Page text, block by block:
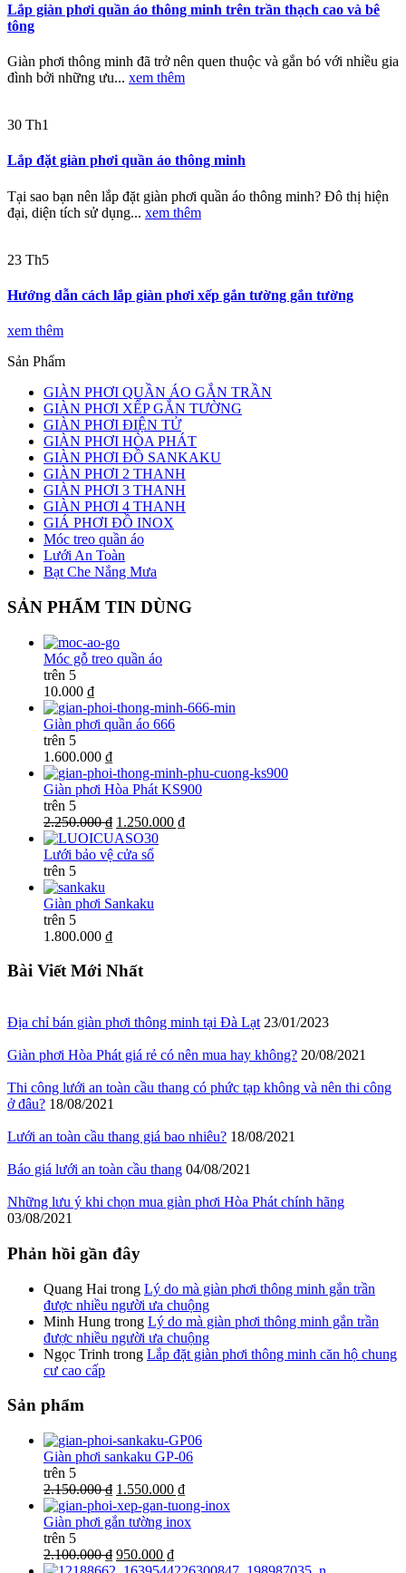
Lắp giàn phơi quần áo thông minh trên trần thạch cao và bê
tông
Giàn phơi thông minh đã trở nên quen thuộc và gắn bó với nhiều gia
đình bởi những ưu... xem thêm
30 Th1
Lắp đặt giàn phơi quần áo thông minh
Tại sao bạn nên lắp đặt giàn phơi quần áo thông minh? Đô thị hiện
đại, diện tích sử dụng... xem thêm
23 Th5
Hướng dẫn cách lắp giàn phơi xếp gắn tường gắn tường
xem thêm
Sản Phẩm
GIÀN PHƠI QUẦN ÁO GẮN TRẦN
GIÀN PHƠI XẾP GẮN TƯỜNG
GIÀN PHƠI ĐIỆN TỬ
GIÀN PHƠI HÒA PHÁT
GIÀN PHƠI ĐỒ SANKAKU
GIÀN PHƠI 2 THANH
GIÀN PHƠI 3 THANH
GIÀN PHƠI 4 THANH
GIÁ PHƠI ĐỒ INOX
Móc treo quần áo
Lưới An Toàn
Bạt Che Nắng Mưa
SẢN PHẨM TIN DÙNG
Móc gỗ treo quần áo
trên 5
10.000 ₫
Giàn phơi quần áo 666
trên 5
1.600.000 ₫
Giàn phơi Hòa Phát KS900
trên 5
2.250.000 ₫ 1.250.000 ₫
Lưới bảo vệ cửa sổ
trên 5
Giàn phơi Sankaku
trên 5
1.800.000 ₫
Bài Viết Mới Nhất
Địa chỉ bán giàn phơi thông minh tại Đà Lạt 23/01/2023
Giàn phơi Hòa Phát giá rẻ có nên mua hay không? 20/08/2021
Thi công lưới an toàn cầu thang có phức tạp không và nên thi công
ở đâu? 18/08/2021
Lưới an toàn cầu thang giá bao nhiêu? 18/08/2021
Báo giá lưới an toàn cầu thang 04/08/2021
Những lưu ý khi chọn mua giàn phơi Hòa Phát chính hãng
03/08/2021
Phản hồi gần đây
Quang Hai trong Lý do mà giàn phơi thông minh gắn trần
được nhiều người ưa chuộng
Minh Hung trong Lý do mà giàn phơi thông minh gắn trần
được nhiều người ưa chuộng
Ngọc Trinh trong Lắp đặt giàn phơi thông minh căn hộ chung
cư cao cấp
Sản phẩm
Giàn phơi sankaku GP-06
trên 5
2.150.000 ₫ 1.550.000 ₫
Giàn phơi gắn tường inox
trên 5
2.100.000 ₫ 950.000 ₫